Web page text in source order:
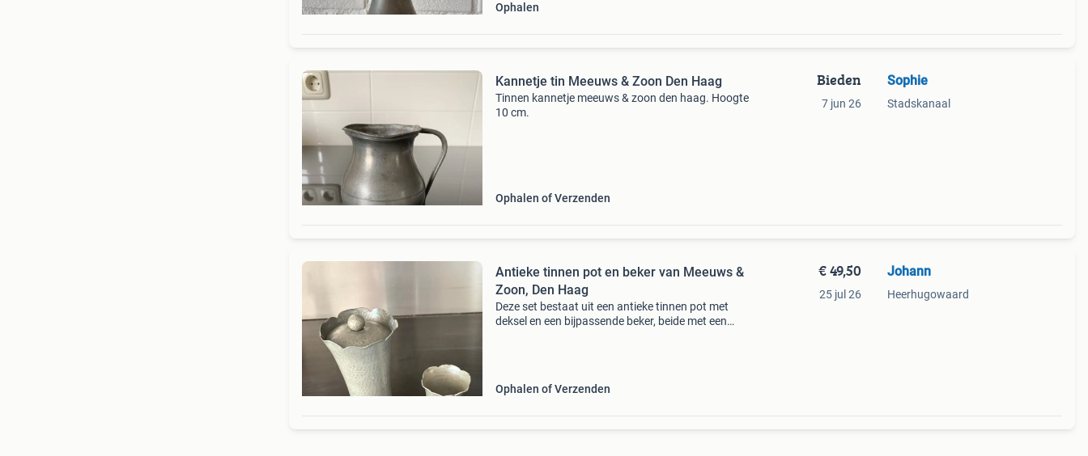
Ophalen
Kannetje tin Meeuws & Zoon Den Haag
Tinnen kannetje meeuws & zoon den haag. Hoogte
10 cm.
Ophalen of Verzenden
Bieden
7 jun 26
Sophie
Stadskanaal
Antieke tinnen pot en beker van Meeuws &
Zoon, Den Haag
Deze set bestaat uit een antieke tinnen pot met
deksel en een bijpassende beker, beide met een
Ophalen of Verzenden
€ 49,50
25 jul 26
Johann
Heerhugowaard